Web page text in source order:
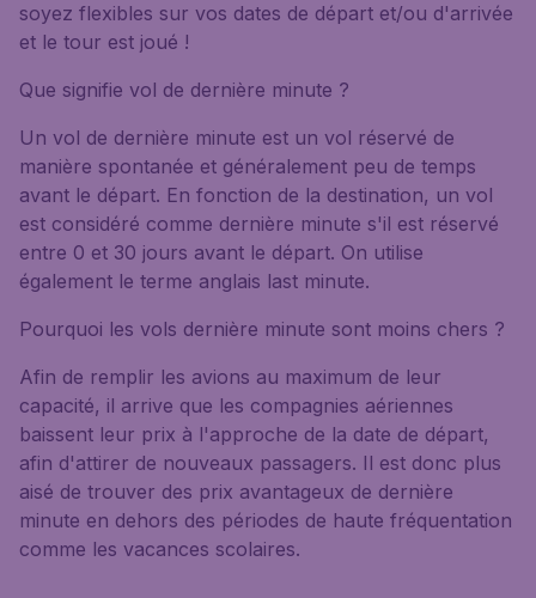
soyez flexibles sur vos dates de départ et/ou d'arrivée
et le tour est joué !
Que signifie vol de dernière minute ?
Un vol de dernière minute est un vol réservé de
manière spontanée et généralement peu de temps
avant le départ. En fonction de la destination, un vol
est considéré comme dernière minute s'il est réservé
entre 0 et 30 jours avant le départ. On utilise
également le terme anglais last minute.
Pourquoi les vols dernière minute sont moins chers ?
Afin de remplir les avions au maximum de leur
capacité, il arrive que les compagnies aériennes
baissent leur prix à l'approche de la date de départ,
afin d'attirer de nouveaux passagers. Il est donc plus
aisé de trouver des prix avantageux de dernière
minute en dehors des périodes de haute fréquentation
comme les vacances scolaires.